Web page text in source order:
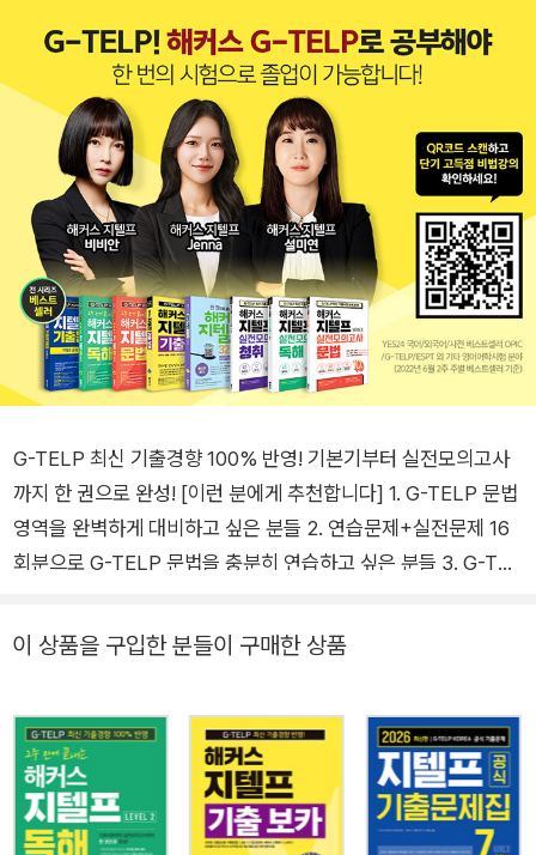
G-TELP 최신 기출경향 100% 반영! 기본기부터 실전모의고사
까지 한 권으로 완성! [이런 분에게 추천합니다] 1. G-TELP 문법
영역을 완벽하게 대비하고 싶은 분들 2. 연습문제+실전문제 16
회분으로 G-TELP 문법을 충분히 연습하고 싶은 분들 3. G-TE
들 [해커스 교재만의 특장점] 1. G-TELP 최신 기출경향을 10
아 공식 지정 독해 기본서입니다. 2) 지텔프 최신 출제경향 빅데
이터를 완벽하게 분석 및 반영하여 전략적인 학습이 가능합니다.
3) '수준별 맞춤 학습플랜'을 통해 2주 만에 지텔프 독해 영역 단
기 완성이 가능합니다. 2. 기초부터 실전까지 학습 가능한 체계적
이 상품을 구입한 분들이 구매한 상품